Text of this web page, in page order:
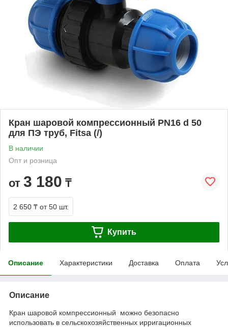
Кран шаровой компрессионный PN16 d 50
для ПЭ труб, Fitsa (/)
В наличии
Опт и розница
от 3 180 ₸
2 650 ₸ от 50 шт.
Купить
Описание Характеристики Доставка Оплата
Описание
Кран шаровой компрессионный можно безопасно
использовать в сельскохозяйственных ирригационных